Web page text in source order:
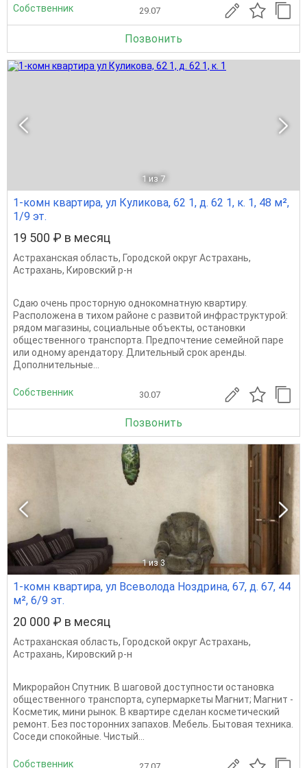
Собственник 29.07
Позвонить
1 из 7
1-комн квартира, ул Куликова, 62 1, д. 62 1, к. 1, 48 м²,
1/9 эт.
19 500 ₽ в месяц
Астраханская область, Городской округ Астрахань,
Астрахань, Кировский р-н
Сдаю очень просторную однокомнатную квартиру.
Расположена в тихом районе с развитой инфраструктурой:
рядом магазины, социальные объекты, остановки
общественного транспорта. Предпочтение семейной паре
или одному арендатору. Длительный срок аренды.
Дополнительные...
Собственник 30.07
Позвонить
1 из 3
1-комн квартира, ул Всеволода Ноздрина, 67, д. 67, 44
м², 6/9 эт.
20 000 ₽ в месяц
Астраханская область, Городской округ Астрахань,
Астрахань, Кировский р-н
Микрорайон Спутник. В шаговой доступности остановка
общественного транспорта, супермаркеты Магнит; Магнит -
Косметик, мини рынок. В квартире сделан косметический
ремонт. Без посторонних запахов. Мебель. Бытовая техника.
Соседи спокойные. Чистый...
Собственник